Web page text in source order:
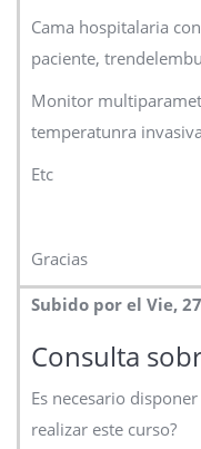
Cama hospitalaria
paciente,
Monitor
temperatunra
Etc
Gracias
Subido por el Vie,
Consulta
Es necesario
realizar este curso?